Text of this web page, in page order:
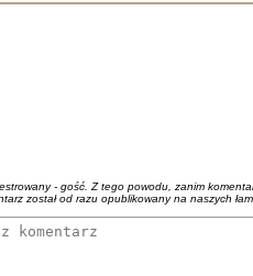
- gość. Z tego powodu, zanim
został od razu opublikowany na naszych